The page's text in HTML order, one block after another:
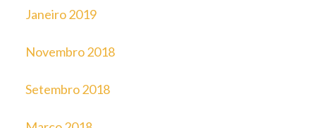
Janeiro 2019
Novembro 2018
Setembro 2018